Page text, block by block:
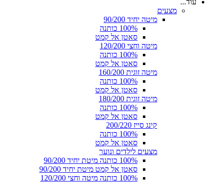
מצעים
מיטה יחיד 90/200
100% כותנה
סאטן אל קמט
מיטה וחצי 120/200
100% כותנה
סאטן אל קמט
מיטה זוגית 160/200
100% כותנה
סאטן אל קמט
מיטה זוגית 180/200
100% כותנה
סאטן אל קמט
קינג סייז 200/220
100% כותנה
סאטן אל קמט
מצעים לילדים ונוער
100% כותנה מיטת יחיד 90/200
סאטן אל קמט מיטת יחיד 90/200
100% כותנה מיטה וחצי 120/200